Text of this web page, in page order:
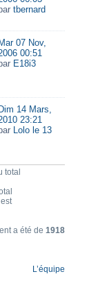
tbernard
Mar 07 Nov,
00:51
E18i3
Dim 14 Mars,
23:21
Lolo le 13
total
a été de 1918
L’équipe